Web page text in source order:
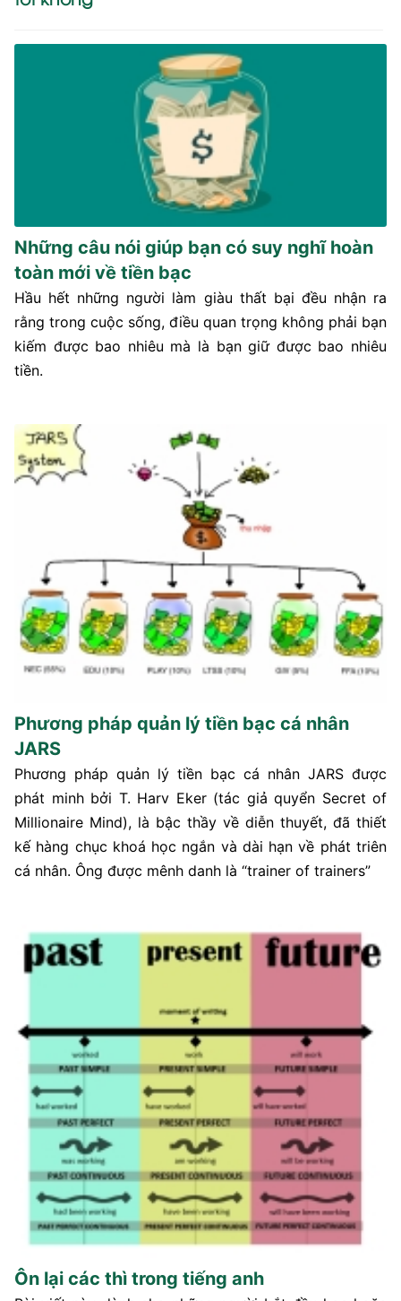
Những câu nói giúp bạn có suy nghĩ hoàn
toàn mới về tiền bạc
Hầu hết những người làm giàu thất bại đều nhận ra
rằng trong cuộc sống, điều quan trọng không phải bạn
kiếm được bao nhiêu mà là bạn giữ được bao nhiêu
tiền.
Phương pháp quản lý tiền bạc cá nhân
JARS
Phương pháp quản lý tiền bạc cá nhân JARS được
phát minh bởi T. Harv Eker (tác giả quyển Secret of
Millionaire Mind), là bậc thầy về diễn thuyết, đã thiết
kế hàng chục khoá học ngắn và dài hạn về phát triên
cá nhân. Ông được mênh danh là “trainer of trainers”
Ôn lại các thì trong tiếng anh